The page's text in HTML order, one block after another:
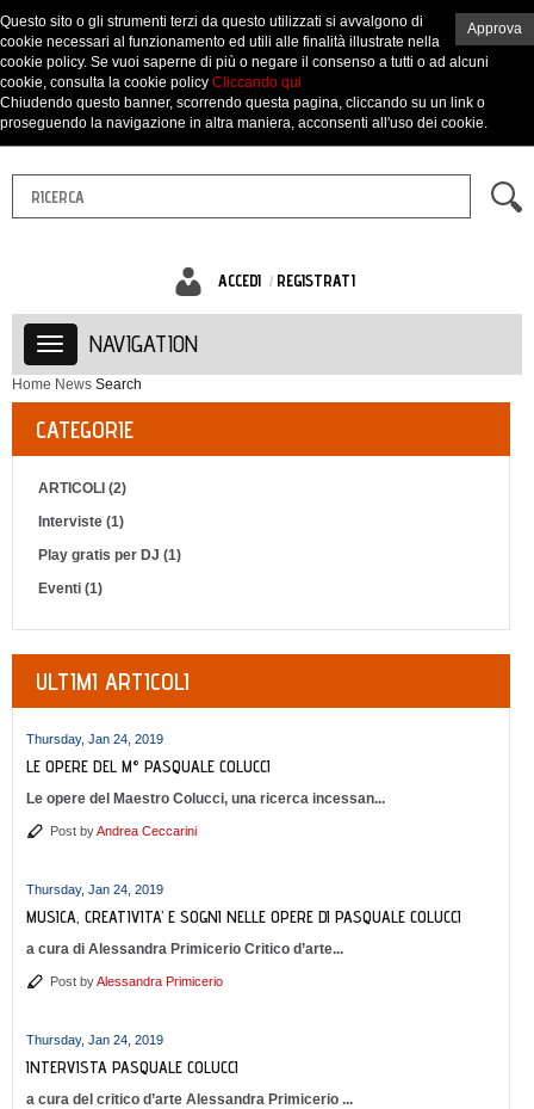
ACCEDI REGISTRATI
NAVIGATION
Home News Search
CATEGORIE
ARTICOLI (2)
Interviste (1)
Play gratis per DJ (1)
Eventi (1)
ULTIMI ARTICOLI
Thursday, Jan 24, 2019
LE OPERE DEL M° PASQUALE COLUCCI
Le opere del Maestro Colucci, una ricerca incessan...
Post byAndrea Ceccarini
Thursday, Jan 24, 2019
MUSICA, CREATIVITA’ E SOGNI NELLE OPERE DI PASQUALE COLUCCI
a cura di Alessandra Primicerio Critico d’arte...
Post byAlessandra Primicerio
Thursday, Jan 24, 2019
INTERVISTA PASQUALE COLUCCI
a cura del critico d’arte Alessandra Primicerio ...
Approva
Questo sito o gli strumenti terzi da questo utilizzati si avvalgono di
cookie necessari al funzionamento ed utili alle finalità illustrate nella
cookie policy. Se vuoi saperne di più o negare il consenso a tutti o ad alcuni
cookie, consulta la cookie policy Cliccando qui
Chiudendo questo banner, scorrendo questa pagina, cliccando su un link o
proseguendo la navigazione in altra maniera, acconsenti all'uso dei cookie.